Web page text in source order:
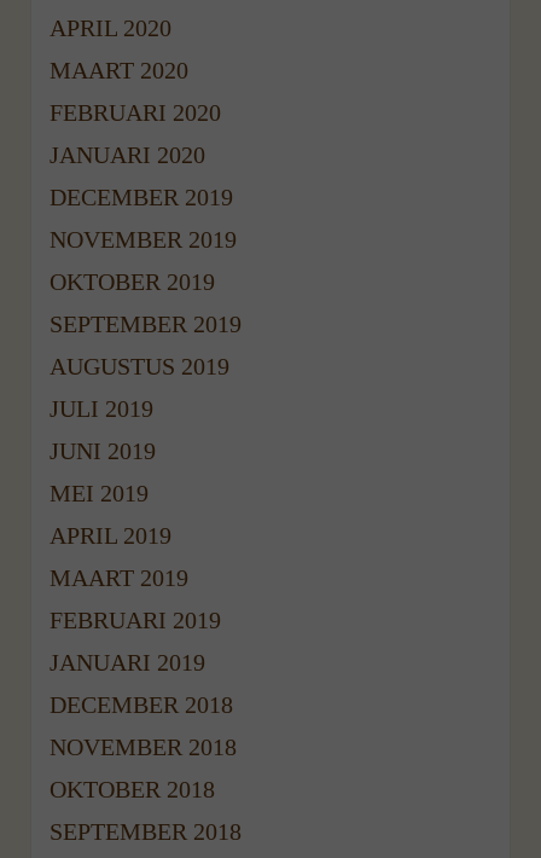
APRIL 2020
MAART 2020
FEBRUARI 2020
JANUARI 2020
DECEMBER 2019
NOVEMBER 2019
OKTOBER 2019
SEPTEMBER 2019
AUGUSTUS 2019
JULI 2019
JUNI 2019
MEI 2019
APRIL 2019
MAART 2019
FEBRUARI 2019
JANUARI 2019
DECEMBER 2018
NOVEMBER 2018
OKTOBER 2018
SEPTEMBER 2018